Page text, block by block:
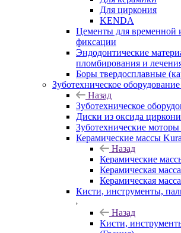
Для циркония
KENDA
Цементы для временной
фиксации
Эндодонтические
пломбирования и
Боры твердосплавные
Зуботехническое
Назад
Зуботехническое
Диски из оксида
Зуботехнические
Керамические массы
Назад
Керамические
Керамическая
Керамическая
Кисти, инструменты,
Назад
Кисти,